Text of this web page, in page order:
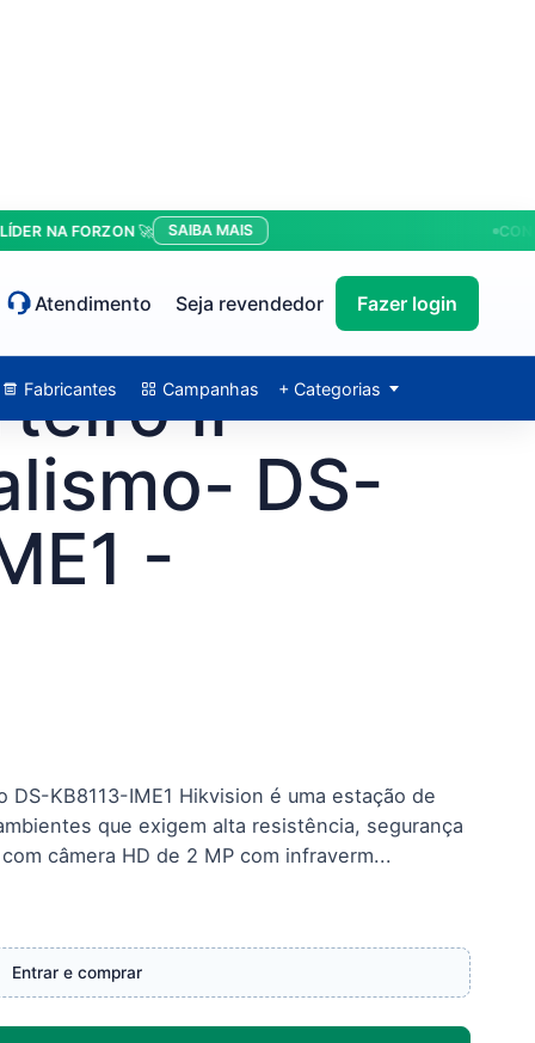
FORZON 🚀 SAIBA MAIS
Atendimento Seja revendedor Fazer login
Fabricantes Campanhas + Categorias
IP
DS-
-
DS-KB8113-IME1 Hikvision é uma estação de
que exigem alta resistência, segurança
câmera HD de 2 MP com infraverm...
Entrar e comprar